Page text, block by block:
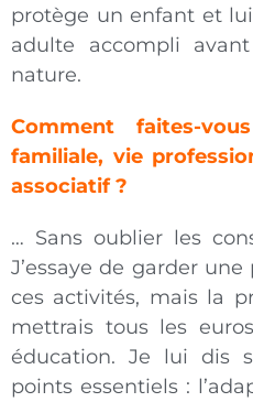
protège un enfant et
adulte accompli
nature.
Comment faites-
familiale, vie
associatif ?
… Sans oublier les
J’essaye de garder
ces activités, mais la
mettrais tous les
éducation. Je lui dis
points essentiels :